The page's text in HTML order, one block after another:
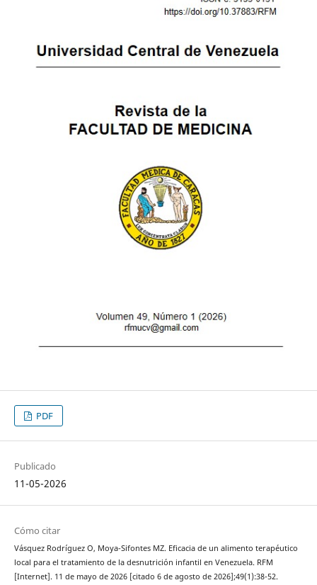
PDF
Publicado
11-05-2026
Cómo citar
Vásquez Rodríguez O, Moya-Sifontes MZ. Eficacia de un alimento terapéutico
local para el tratamiento de la desnutrición infantil en Venezuela. RFM
[Internet]. 11 de mayo de 2026 [citado 6 de agosto de 2026];49(1):38-52.